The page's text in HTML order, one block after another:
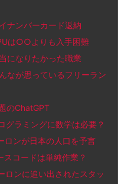
ンバーカード返納
は○○よりも入手困難
なりたかった職業
が思っているフリーラン
のChatGPT
ラミングに数学は必要？
ンが日本の人口を予言
コードは単純作業？
ンに追い出されたスタッ